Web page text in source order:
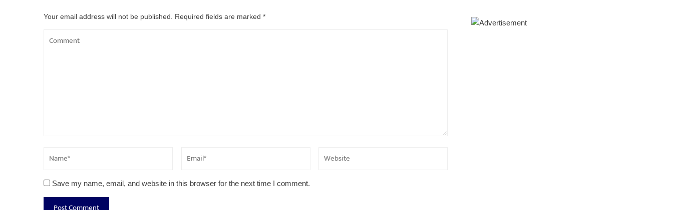
Your email address will not be published. Required fields are marked *
Save my name, email, and website in this browser for the next time I comment.